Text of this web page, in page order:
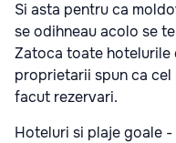
Si asta pentru ca
se odihneau acolo se
Zatoca toate hotelurile
proprietarii spun ca cel
facut rezervari.
Hoteluri si plaje goale